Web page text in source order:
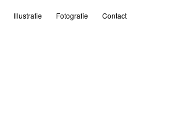
Illustratie Fotografie Contact